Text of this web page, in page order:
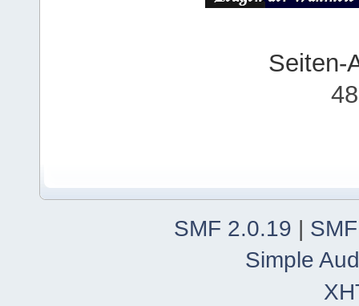
Seiten-
SMF 2.0.19 |
Simple